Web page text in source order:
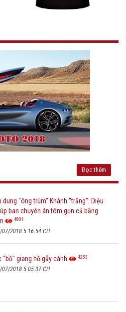
Đọc thêm
dung “ông trùm” Khánh “trắng”: Diệu
ban chuyên án tóm gọn cả băng
4801
07/2018 5:16:54 CH
"bồ" giang hồ gẫy cánh 4253
07/2018 5:05:37 CH